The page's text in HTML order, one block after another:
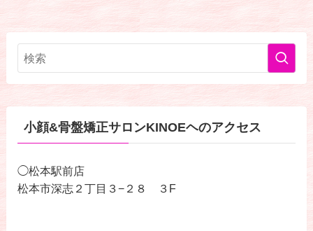
小顔&骨盤矯正サロンKINOEヘのアクセス
◯松本駅前店
松本市深志２丁目３−２８ ３F